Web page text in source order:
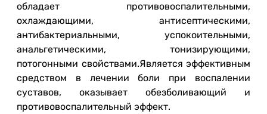
обладает противовоспалительными,
охлаждающими, антисептическими,
антибактериальными, успокоительными,
анальгетическими, тонизирующими,
потогонными свойствами.Является эффективным
средством в лечении боли при воспалении
суставов, оказывает обезболивающий и
противовоспалительный эффект.